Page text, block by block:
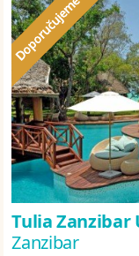
Tulia Zanzibar
Zanzibar